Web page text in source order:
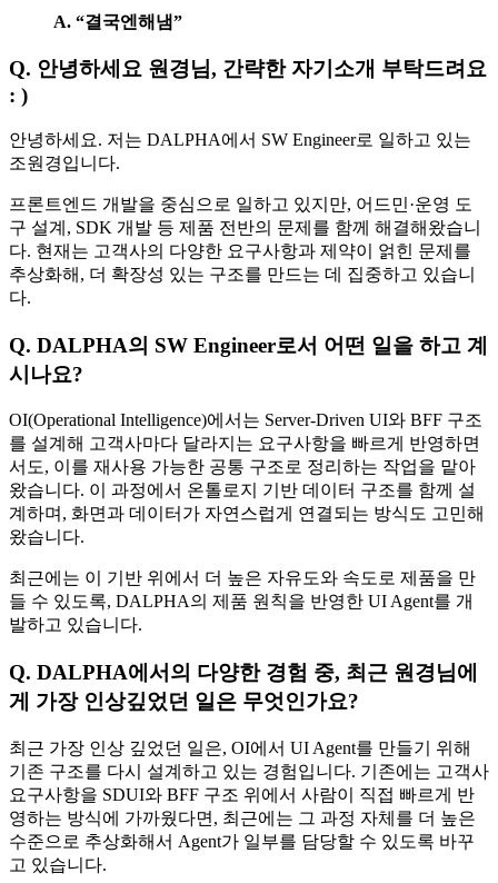
A. “결국엔해냄”
Q. 안녕하세요 원경님, 간략한 자기소개 부탁드려요
: )
안녕하세요. 저는 DALPHA에서 SW Engineer로 일하고 있는
조원경입니다.
프론트엔드 개발을 중심으로 일하고 있지만, 어드민·운영 도
구 설계, SDK 개발 등 제품 전반의 문제를 함께 해결해왔습니
다. 현재는 고객사의 다양한 요구사항과 제약이 얽힌 문제를
추상화해, 더 확장성 있는 구조를 만드는 데 집중하고 있습니
다.
Q. DALPHA의 SW Engineer로서 어떤 일을 하고 계
시나요?
OI(Operational Intelligence)에서는 Server-Driven UI와 BFF 구조
를 설계해 고객사마다 달라지는 요구사항을 빠르게 반영하면
서도, 이를 재사용 가능한 공통 구조로 정리하는 작업을 맡아
왔습니다. 이 과정에서 온톨로지 기반 데이터 구조를 함께 설
계하며, 화면과 데이터가 자연스럽게 연결되는 방식도 고민해
왔습니다.
최근에는 이 기반 위에서 더 높은 자유도와 속도로 제품을 만
들 수 있도록, DALPHA의 제품 원칙을 반영한 UI Agent를 개
발하고 있습니다.
Q. DALPHA에서의 다양한 경험 중, 최근 원경님에
게 가장 인상깊었던 일은 무엇인가요?
최근 가장 인상 깊었던 일은, OI에서 UI Agent를 만들기 위해
기존 구조를 다시 설계하고 있는 경험입니다. 기존에는 고객사
요구사항을 SDUI와 BFF 구조 위에서 사람이 직접 빠르게 반
영하는 방식에 가까웠다면, 최근에는 그 과정 자체를 더 높은
수준으로 추상화해서 Agent가 일부를 담당할 수 있도록 바꾸
고 있습니다.